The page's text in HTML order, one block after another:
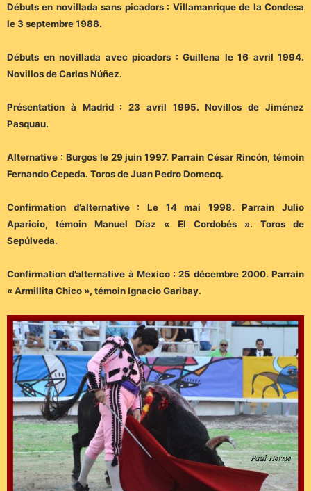
Débuts en novillada sans picadors : Villamanrique de la Condesa
le 3 septembre 1988.
Débuts en novillada avec picadors : Guillena le 16 avril 1994.
Novillos de Carlos Núñez.
Présentation à Madrid : 23 avril 1995. Novillos de Jiménez
Pasquau.
Alternative : Burgos le 29 juin 1997. Parrain César Rincón, témoin
Fernando Cepeda. Toros de Juan Pedro Domecq.
Confirmation d’alternative : Le 14 mai 1998. Parrain Julio
Aparicio, témoin Manuel Díaz « El Cordobés ». Toros de
Sepúlveda.
Confirmation d’alternative à Mexico : 25 décembre 2000. Parrain
« Armillita Chico », témoin Ignacio Garibay.